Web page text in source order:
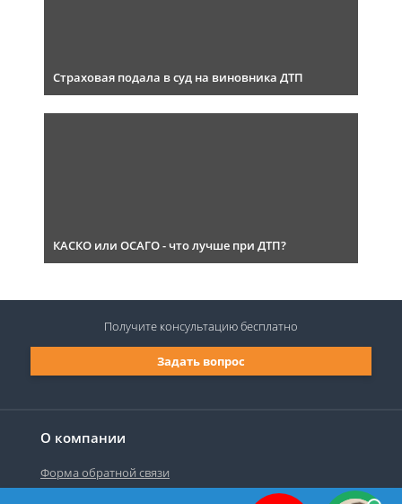
Страховая подала в суд на виновника ДТП
КАСКО или ОСАГО - что лучше при ДТП?
О компании
Форма обратной связи
Задать вопрос
Получите консультациюбесплатно